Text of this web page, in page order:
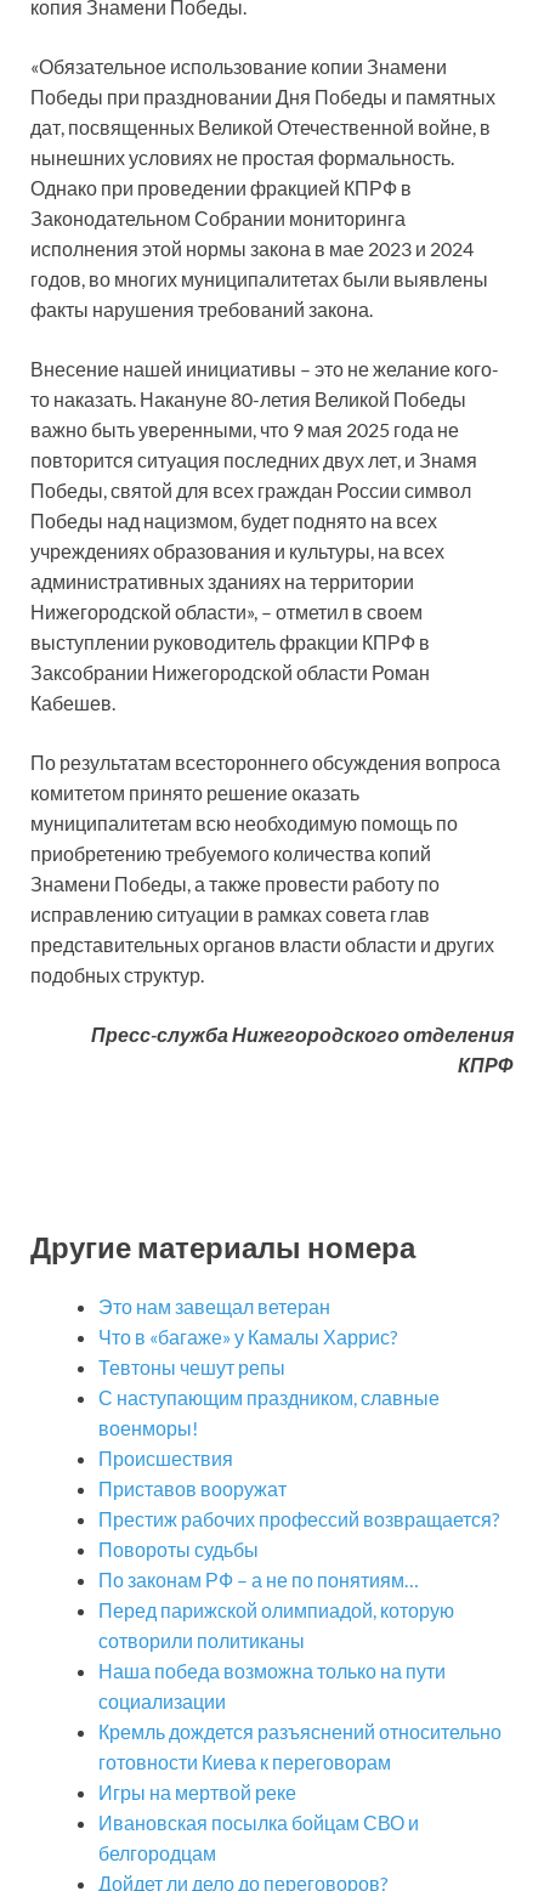
копия Знамени Победы.
«Обязательное использование копии Знамени
Победы при праздновании Дня Победы и памятных
дат, посвященных Великой Отечественной войне, в
нынешних условиях не простая формальность.
Однако при проведении фракцией КПРФ в
Законодательном Собрании мониторинга
исполнения этой нормы закона в мае 2023 и 2024
годов, во многих муниципалитетах были выявлены
факты нарушения требований закона.
Внесение нашей инициативы – это не желание кого-
то наказать. Накануне 80-летия Великой Победы
важно быть уверенными, что 9 мая 2025 года не
повторится ситуация последних двух лет, и Знамя
Победы, святой для всех граждан России символ
Победы над нацизмом, будет поднято на всех
учреждениях образования и культуры, на всех
административных зданиях на территории
Нижегородской области», – отметил в своем
выступлении руководитель фракции КПРФ в
Заксобрании Нижегородской области Роман
Кабешев.
По результатам всестороннего обсуждения вопроса
комитетом принято решение оказать
муниципалитетам всю необходимую помощь по
приобретению требуемого количества копий
Знамени Победы, а также провести работу по
исправлению ситуации в рамках совета глав
представительных органов власти области и других
подобных структур.
Пресс-служба Нижегородского отделения
КПРФ
Другие материалы номера
Это нам завещал ветеран
Что в «багаже» у Камалы Харрис?
Тевтоны чешут репы
С наступающим праздником, славные
военморы!
Происшествия
Приставов вооружат
Престиж рабочих профессий возвращается?
Повороты судьбы
По законам РФ – а не по понятиям…
Перед парижской олимпиадой, которую
сотворили политиканы
Наша победа возможна только на пути
социализации
Кремль дождется разъяснений относительно
готовности Киева к переговорам
Игры на мертвой реке
Ивановская посылка бойцам СВО и
белгородцам
Дойдет ли дело до переговоров?